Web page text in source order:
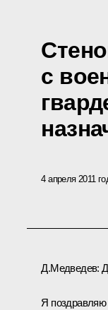
с
4 апреля 2011
Д.Медведев:
Я поздравляю